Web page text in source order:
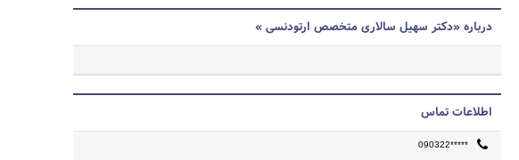
جستجو
درباره «دکتر سهیل سالاری متخصص ارتودنسی »
اطلاعات تماس
090322*****